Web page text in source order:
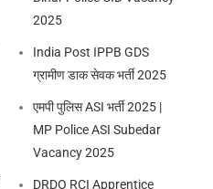
2025
India Post IPPB GDS
ग्रामीण डाक सेवक भर्ती 2025
एमपी पुलिस ASI भर्ती 2025 |
MP Police ASI Subedar
Vacancy 2025
DRDO RCI Apprentice